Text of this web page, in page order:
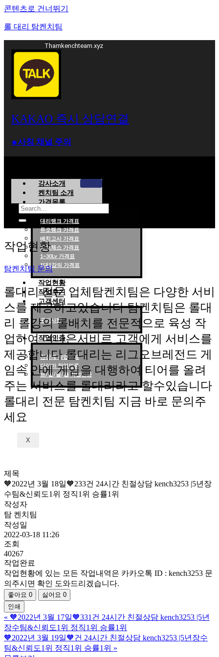
콘텐츠로 건너뛰기
롤 대리 탐켄치팀
Thamkenchteam.xyz
KAKAO 즉시 상담연결
⁕사칭 채널 주의
강사소개
켄치팀 소개
가격목록
대리랭크 가격표
듀오랭크 가격표
배치고사 가격표
롤토체스 가격표
1~30Lv 가격표
1대1강의 가격표
작업현황
작업후기
고객센터
공지사항
작업인증
천상계 작업인증
다이아 작업인증
브/실/골/플 작업인증
X
작업현황
탐켄치팀 문의
롤대리 전문 업체탐켄치팀은 다양한 서비
스를 제공하고있습니다 탐켄치팀은 롤대
리 롤강의 롤배치를 전문적으로 육성 작
업하여 더나은서비르 고객에게 서비스를
제공합니다 롤대리는 리그오브레전드 게
임속 안에 게임을 대행하여 티어를 올려
주는 서비스를 롤대리라고 할수있습니다
롤대리 전문 탐켄치팀 지금 바로 문의주
세요
제목
🧡2022년 3월 18일🧡233건 24시간 친절상담 kench3253 |5년장
수팀&신뢰도1위 정직1위 승률1위
작성자
탐 켄치팀
작성일
2022-03-18 11:26
조회
40267
작업완료
작업현황에 있는 모든 작업내역은 카카오톡 ID : kench3253 문
의주시면 확인 도와드리겠습니다.
좋아요 0 싫어요 0
인쇄
« 🧡2022년 3월 17일🧡331건 24시간 친절상담 kench3253 |5년
장수팀&신뢰도1위 정직1위 승률1위
🧡2022년 3월 19일🧡건 24시간 친절상담 kench3253 |5년장수
팀&신뢰도1위 정직1위 승률1위 »